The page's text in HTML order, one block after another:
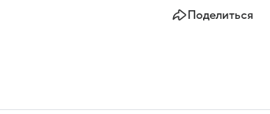
Поделиться